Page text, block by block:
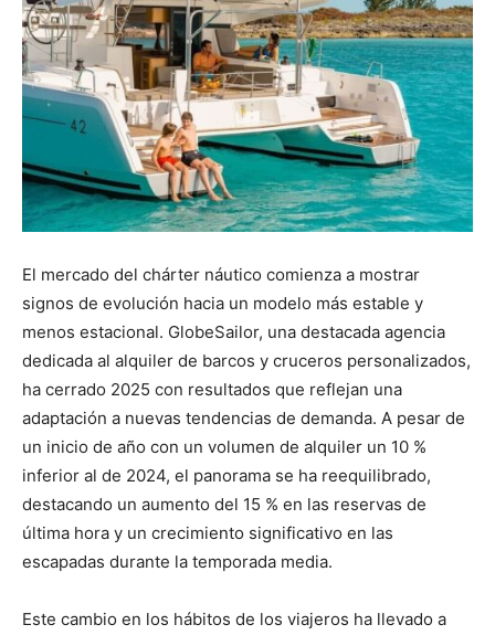
El mercado del chárter náutico comienza a mostrar
signos de evolución hacia un modelo más estable y
menos estacional. GlobeSailor, una destacada agencia
dedicada al alquiler de barcos y cruceros personalizados,
ha cerrado 2025 con resultados que reflejan una
adaptación a nuevas tendencias de demanda. A pesar de
un inicio de año con un volumen de alquiler un 10 %
inferior al de 2024, el panorama se ha reequilibrado,
destacando un aumento del 15 % en las reservas de
última hora y un crecimiento significativo en las
escapadas durante la temporada media.
Este cambio en los hábitos de los viajeros ha llevado a